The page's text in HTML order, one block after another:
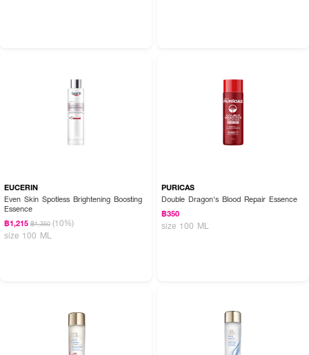
How to Use :
● ใช้หลังล้างหน้า โดยเทผลิตภัณฑ์ลงบนฝ่ามือหรือสำลี
● ทาบางๆ ให้ทั่วผิวหน้าและลำคอ เป็นขั้นตอนแรกก่อนทาครีมบำรุง
EUCERIN
Even Skin Spotless Brightening Boosting
Essence
฿1,215 ฿1,350 (10%)
size 100 ML
PURICAS
Double Dragon's Blood Repair Essence
฿350
size 100 ML